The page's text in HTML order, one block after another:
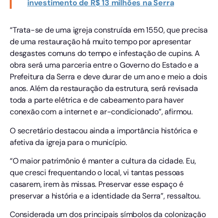
investimento de R$ 13 milhões na Serra
“Trata-se de uma igreja construída em 1550, que precisa
de uma restauração há muito tempo por apresentar
desgastes comuns do tempo e infestação de cupins. A
obra será uma parceria entre o Governo do Estado e a
Prefeitura da Serra e deve durar de um ano e meio a dois
anos. Além da restauração da estrutura, será revisada
toda a parte elétrica e de cabeamento para haver
conexão com a internet e ar-condicionado”, afirmou.
O secretário destacou ainda a importância histórica e
afetiva da igreja para o município.
“O maior patrimônio é manter a cultura da cidade. Eu,
que cresci frequentando o local, vi tantas pessoas
casarem, irem às missas. Preservar esse espaço é
preservar a história e a identidade da Serra”, ressaltou.
Considerada um dos principais símbolos da colonização